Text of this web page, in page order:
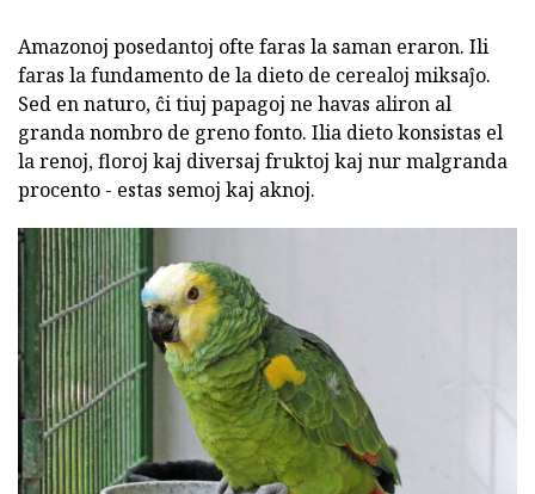
Amazonoj posedantoj ofte faras la saman eraron. Ili
faras la fundamento de la dieto de cerealoj miksaĵo.
Sed en naturo, ĉi tiuj papagoj ne havas aliron al
granda nombro de greno fonto. Ilia dieto konsistas el
la renoj, floroj kaj diversaj fruktoj kaj nur malgranda
procento - estas semoj kaj aknoj.